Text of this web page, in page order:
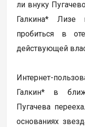
ли внуку
Галкина* Лизе
пробиться в
действующей
Интернет-
Галкин* в
Пугачева
основаниях